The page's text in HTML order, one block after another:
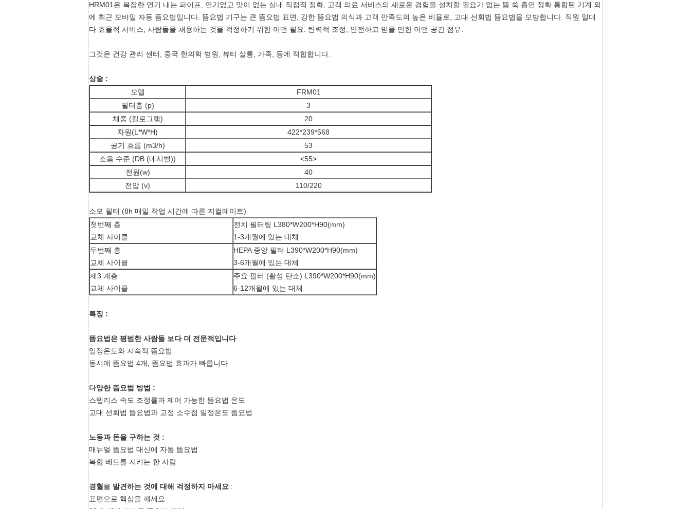
HRM01은 복잡한 연기 내는 파이프, 연기없고 맛이 없는 실내 직접적 정화, 고객 의료 서비스의 새로운 경험을 설치할 필요가 없는 뜸 쑥 흡연 정화 통합된 기계 외
에 최근 모바일 자동 뜸요법입니다. 뜸요법 기구는 큰 뜸요법 표면, 강한 뜸요법 의식과 고객 만족도의 높은 비율로, 고대 선회법 뜸요법을 모방합니다. 직원 일대
다 효율적 서비스, 사람들을 채용하는 것을 걱정하기 위한 어떤 필요. 탄력적 조정, 안전하고 믿을 만한 어떤 공간 점유.
그것은 건강 관리 센터, 중국 한의학 병원, 뷰티 살롱, 가족, 등에 적합합니다.
상술 :
모델
FRM01
필터층 (p)
3
체중 (킬로그램)
20
차원(L*W*H)
422*239*568
공기 흐름 (m3/h)
53
소음 수준 (DB (데시벨))
<55>
전원(w)
40
전압 (v)
110/220
소모 필터 (8h 매일 작업 시간에 따른 지컬레이트)
첫번째 층
교체 사이클
전치 필터링 L380*W200*H90(mm)
1-3개월에 있는 대체
두번째 층
교체 사이클
HEPA 중앙 필터 L390*W200*H90(mm)
3-6개월에 있는 대체
제3 계층
교체 사이클
주요 필터 (활성 탄소) L390*W200*H90(mm)
6-12개월에 있는 대체
특징 :
뜸요법은 평범한 사람들 보다 더 전문적입니다
일정온도와 지속적 뜸요법
동시에 뜸요법 4개, 뜸요법 효과가 빠릅니다
다양한 뜸요법 방법 :
스텝리스 속도 조정률과 제어 가능한 뜸요법 온도
고대 선회법 뜸요법과 고정 소수점 일정온도 뜸요법
노동과 돈을 구하는 것 :
매뉴얼 뜸요법 대신에 자동 뜸요법
복합 베드를 지키는 한 사람
경혈 을 발견하는 것에 대해 걱정하지 마세요 :
표면으로 핵심을 깨세요